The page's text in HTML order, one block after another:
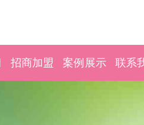
招商加盟 案例展示 联系